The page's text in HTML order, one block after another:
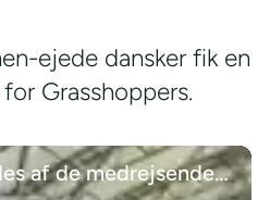
ejede dansker fik en
Grasshoppers.
AGF's spillere hyldes af de medrejsende tilhængere efter miraklet i Poznan